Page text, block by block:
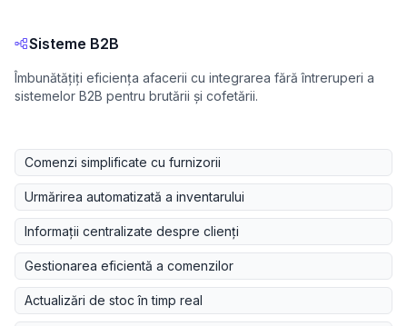
Sisteme B2B
Îmbunătățiți eficiența afacerii cu integrarea fără întreruperi a
sistemelor B2B pentru brutării și cofetării.
Comenzi simplificate cu furnizorii
Urmărirea automatizată a inventarului
Informații centralizate despre clienți
Gestionarea eficientă a comenzilor
Actualizări de stoc în timp real